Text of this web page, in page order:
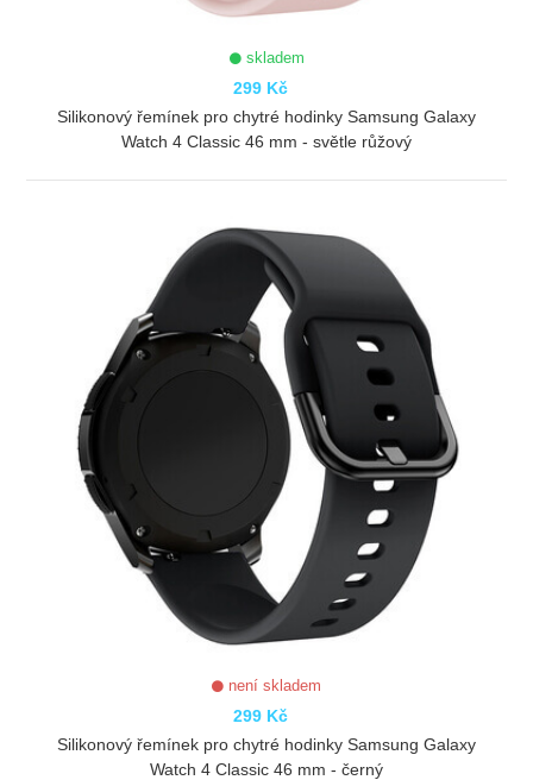
skladem
299 Kč
Silikonový řemínek pro chytré hodinky Samsung Galaxy
Watch 4 Classic 46 mm - světle růžový
není skladem
299 Kč
Silikonový řemínek pro chytré hodinky Samsung Galaxy
Watch 4 Classic 46 mm - černý